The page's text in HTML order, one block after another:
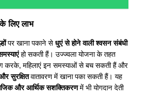
लिए लाभ
पर खाना पकाने सेधुएं से होने वाली श्वसन संबंधी
हो सकती हैं। उज्ज्वला योजना के तहत
करके, महिलाएं इन समस्याओं से बच सकती हैं और
सुरक्षितवातावरण में खाना पका सकती हैं। यह
और आर्थिक सशक्तिकरणमें भी योगदान देती